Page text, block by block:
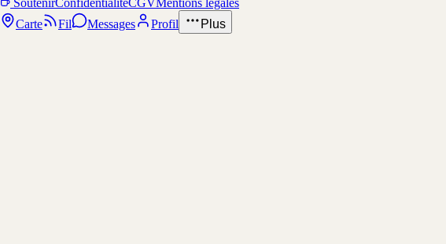
Carte
Fil Messages Profil Plus